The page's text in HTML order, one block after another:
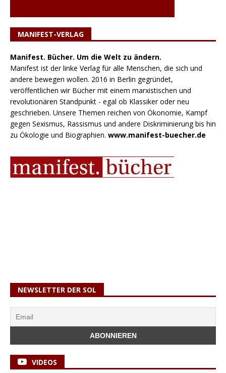
MANIFEST-VERLAG
Manifest. Bücher. Um die Welt zu ändern.
Manifest ist der linke Verlag für alle Menschen, die sich und
andere bewegen wollen. 2016 in Berlin gegründet,
veröffentlichen wir Bücher mit einem marxistischen und
revolutionären Standpunkt - egal ob Klassiker oder neu
geschrieben. Unsere Themen reichen von Ökonomie, Kampf
gegen Sexismus, Rassismus und andere Diskriminierung bis hin
zu Ökologie und Biographien. www.manifest-buecher.de
NEWSLETTER DER SOL
VIDEOS